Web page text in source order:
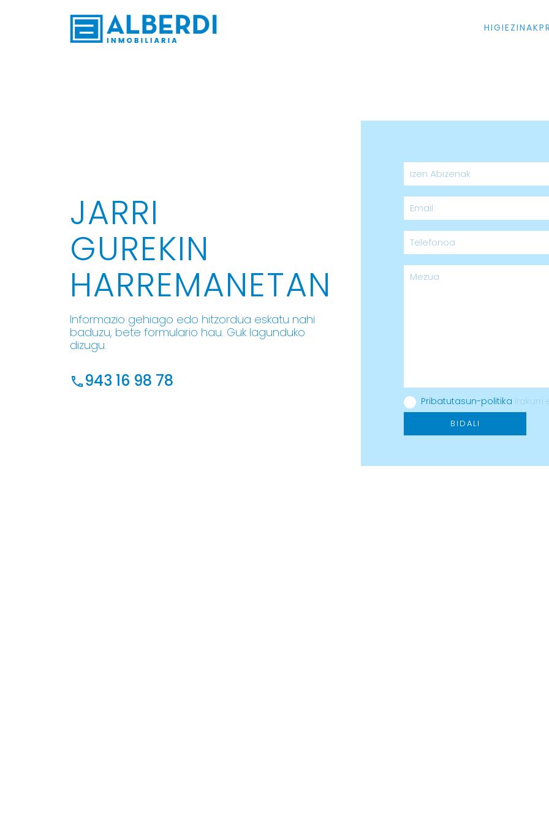
Alberdi Inmobiliaria - Azkoitia
HIGIEZINAK
JARRI
GUREKIN
HARREMANETAN
Informazio gehiago edo hitzordua eskatu nahi
baduzu, bete formulario hau. Guk lagunduko
dizugu.
943 16 98 78
Pribatutasun-politika irakurri